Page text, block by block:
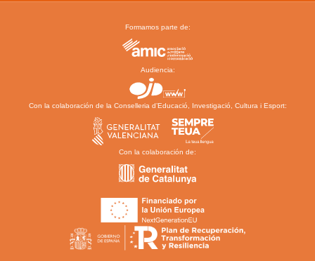
Formamos parte de:
Audiencia:
Con la colaboración de la Conselleria d’Educació, Investigació, Cultura i Esport:
Con la colaboración de: